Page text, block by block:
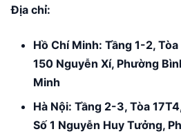
Địa chỉ:
Hồ Chí Minh: Tầng 1-2,
150 Nguyễn Xí, Phường
Minh
Hà Nội: Tầng 2-3, Tòa
Số 1 Nguyễn Huy Tưởng,